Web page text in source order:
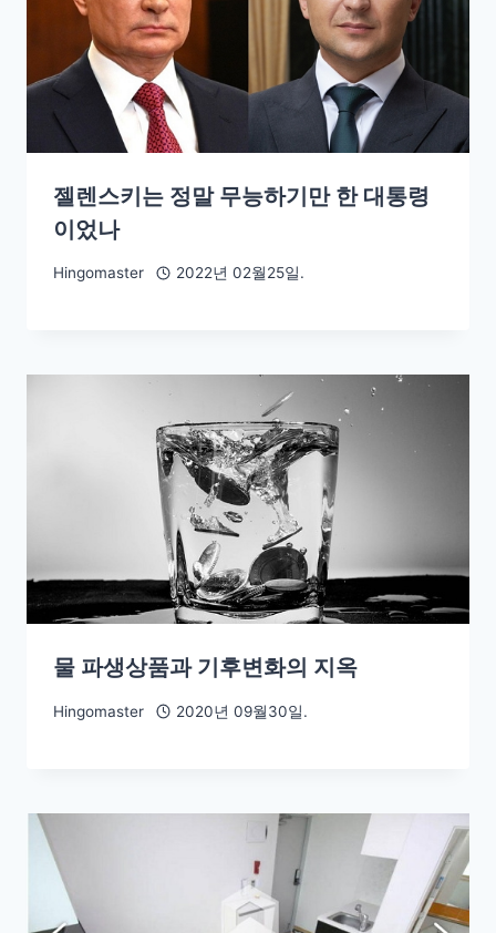
젤렌스키는 정말 무능하기만 한 대통령
이었나
Hingomaster 2022년 02월25일.
물 파생상품과 기후변화의 지옥
Hingomaster 2020년 09월30일.